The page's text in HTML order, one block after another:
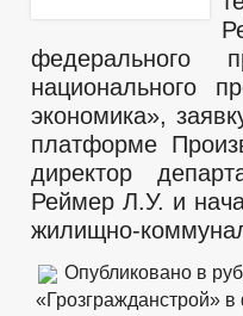
федерального
национального
экономика»,
платформе
директор
Реймер Л.У. и
жилищно-
Опубликовано в
«Грозгражданстрой»